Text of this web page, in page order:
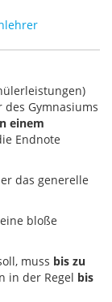
Gymnasiums
einem
Endnote
das generelle
bloße
muss bis zu
in der Regel bis